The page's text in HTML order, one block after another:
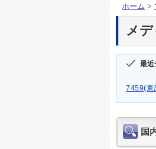
ホーム >
メ
最近
7459(東